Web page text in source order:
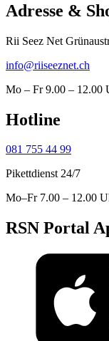
Adresse &
Rii Seez Net
info@riiseeznet.ch
Mo – Fr 9.00 – 12.00
Hotline
081 755 44 99
Pikettdienst 24/7
Mo–Fr 7.00 – 12.00
RSN Portal